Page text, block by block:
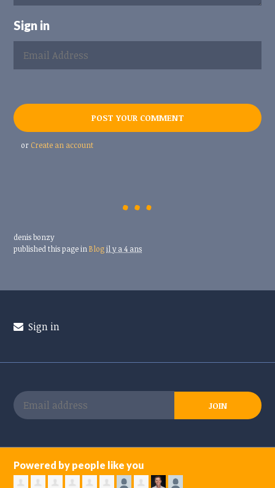
Sign in
or Create an account
denis bonzy
published this page inBlog il y a 4 ans
Sign in
Powered by people like you